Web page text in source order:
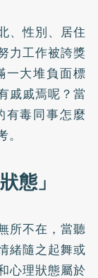
、性別、居住
力工作被誇獎
一大堆負面標
戚戚焉呢？當
有毒同事怎麼
態」
所不在，當聽
緒隨之起舞或
心理狀態屬於